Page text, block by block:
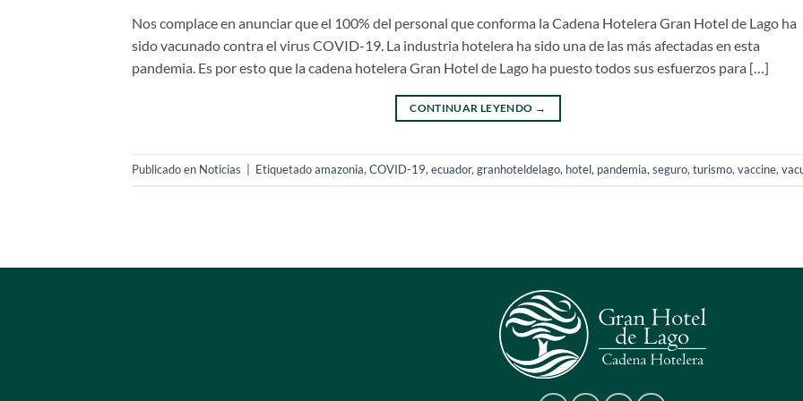
Nos complace en anunciar que el 100% del personal que conforma la Cadena Hotelera Gran Hotel de Lago ha
sido vacunado contra el virus COVID-19. La industria hotelera ha sido una de las más afectadas en esta
pandemia. Es por esto que la cadena hotelera Gran Hotel de Lago ha puesto todos sus esfuerzos para […]
CONTINUAR LEYENDO →
Publicado en Noticias Etiquetadoamazonia, COVID-19, ecuador, granhoteldelago, hotel, pandemia, seguro, turismo, vaccine,